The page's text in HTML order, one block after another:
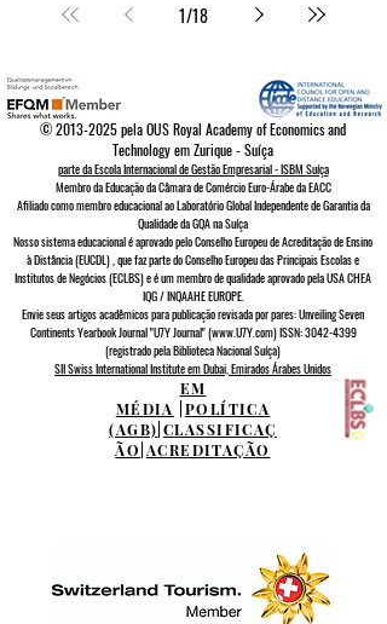
1/18
©2013-2025pela OUS Royal Academy of Economics and
Technology em Zurique - Suíça
parte da Escola Internacional de Gestão Empresarial - ISBM Suíça
Membro da Educação da Câmara de Comércio Euro-Árabe da EACC
Afiliado como membro educacional ao Laboratório Global Independente de Garantia da
Qualidade da GQAna Suíça
Nosso sistema educacional é aprovado peloConselho Europeu deAcreditação de Ensino
à Distância (EUCDL), que faz parte doConselho Europeu das Principais Escolas e
Institutos de Negócios (ECLBS)e é um membro de qualidade aprovado pela USA CHEA
IQG / INQAAHE EUROPE.
Envie seus artigos acadêmicos para publicação revisada por pares: Unveiling Seven
Continents Yearbook Journal "U7Y Journal" (www.U7Y.com) ISSN: 3042-4399
(registrado pela Biblioteca Nacional Suíça)
SII Swiss International Institute em Dubai, Emirados Árabes Unidos
EM
MÉDIA
POLÍTICA
(AGB) CLASSIFICAÇ
ÃO ACREDITAÇÃO